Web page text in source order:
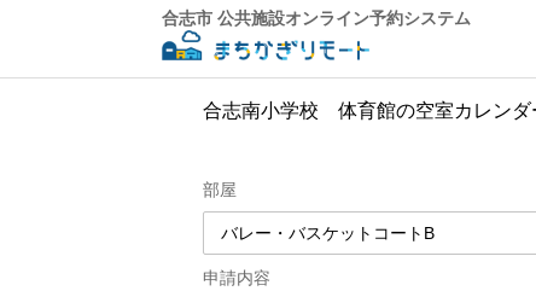
合志市 公共施設オンライン予約システム
合志南小学校 体育館の空室カレンダ
部屋
申請内容